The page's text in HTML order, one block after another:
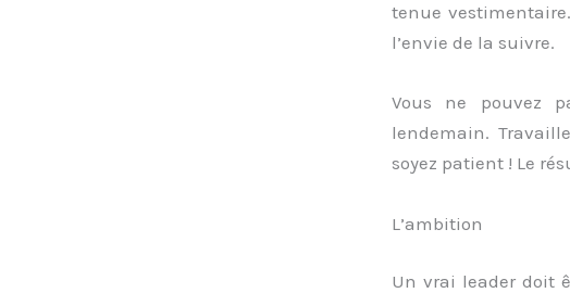
tenue
l’envie de la suivre.
Vous ne pouvez
lendemain.
soyez patient ! Le
L’ambition
Un vrai leader doit